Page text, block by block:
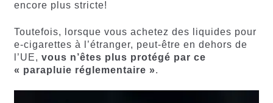
encore plus stricte!
Toutefois, lorsque vous achetez des liquides pour
e-cigarettes à l’étranger, peut-être en dehors de
l’UE, vous n’êtes plus protégé par ce
« parapluie réglementaire ».